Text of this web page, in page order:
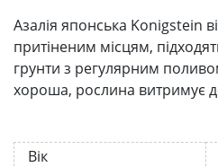
Азалія японська Konigstein
притіненим місцям,
грунти з регулярним
хороша, рослина витримує
Вік